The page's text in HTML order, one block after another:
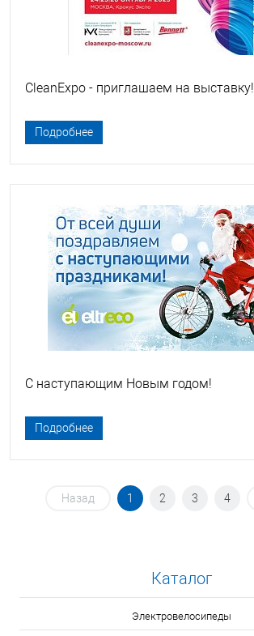
CleanExpo - приглашаем на выставку!
Подробнее
С наступающим Новым годом!
Подробнее
Назад 1 2 3 4
Каталог
Электровелосипеды